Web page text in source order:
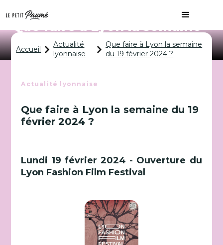
Que faire à Lyon la semaine
du 19 février 2024 ?
Accueil
Actualité
lyonnaise
Que faire à Lyon la semaine
du 19 février 2024 ?
Actualité lyonnaise
Que faire à Lyon la semaine du 19
février 2024 ?
Lundi 19 février 2024 - Ouverture du
Lyon Fashion Film Festival